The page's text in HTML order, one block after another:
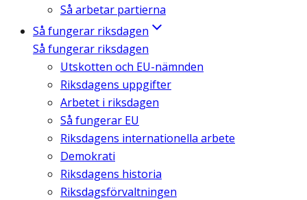
Så arbetar partierna
Så fungerar riksdagen
Så fungerar riksdagen
Utskotten och EU-nämnden
Riksdagens uppgifter
Arbetet i riksdagen
Så fungerar EU
Riksdagens internationella arbete
Demokrati
Riksdagens historia
Riksdagsförvaltningen